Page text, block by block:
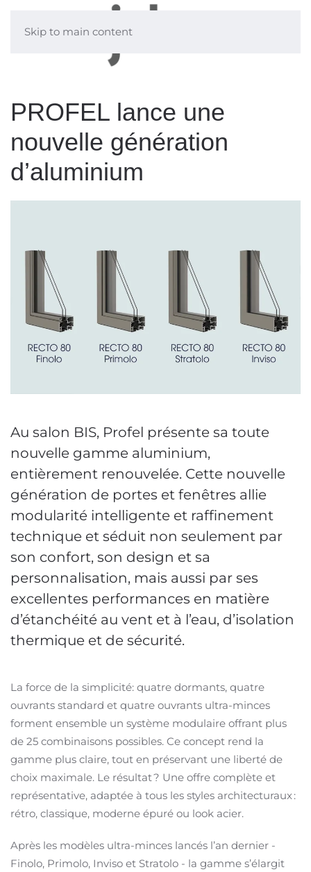
Skip to main content
PROFEL lance une
nouvelle génération
d’aluminium
Au salon BIS, Profel présente sa toute
nouvelle gamme aluminium,
entièrement renouvelée. Cette nouvelle
génération de portes et fenêtres allie
modularité intelligente et raffinement
technique et séduit non seulement par
son confort, son design et sa
personnalisation, mais aussi par ses
excellentes performances en matière
d’étanchéité au vent et à l’eau, d’isolation
thermique et de sécurité.
La force de la simplicité: quatre dormants, quatre
ouvrants standard et quatre ouvrants ultra-minces
forment ensemble un système modulaire offrant plus
de 25 combinaisons possibles. Ce concept rend la
gamme plus claire, tout en préservant une liberté de
choix maximale. Le résultat ? Une offre complète et
représentative, adaptée à tous les styles architecturaux :
rétro, classique, moderne épuré ou look acier.
Après les modèles ultra-minces lancés l’an dernier -
Finolo, Primolo, Inviso et Stratolo - la gamme s’élargit